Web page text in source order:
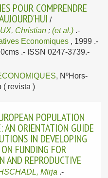
POUR COMPRENDRE
/
Christian ; (et al.) .-
Economiques , 1999 .-
.- ISSN 0247-3739.-
, NºHors-
( revista )
POPULATION
AN ORIENTATION GUIDE
IN DEVELOPING
FUNDING FOR
AND REPRODUCTIVE
Mirja .-